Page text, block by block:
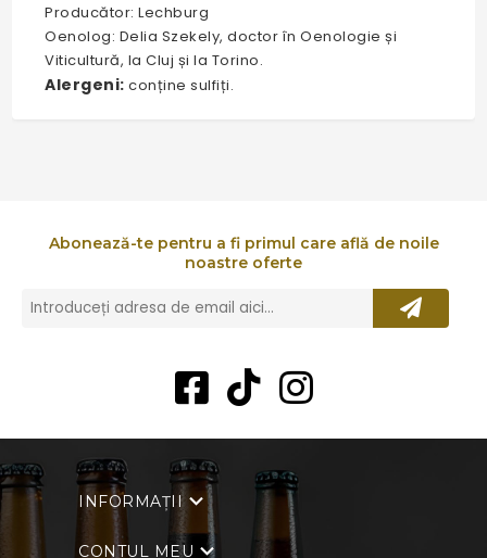
Producător: Lechburg
Oenolog: Delia Szekely, doctor în Oenologie și
Viticultură, la Cluj și la Torino.
Alergeni: conține sulfiți.
Abonează-te pentru a fi primul care află de noile
noastre oferte
INFORMAȚII
CONTUL MEU